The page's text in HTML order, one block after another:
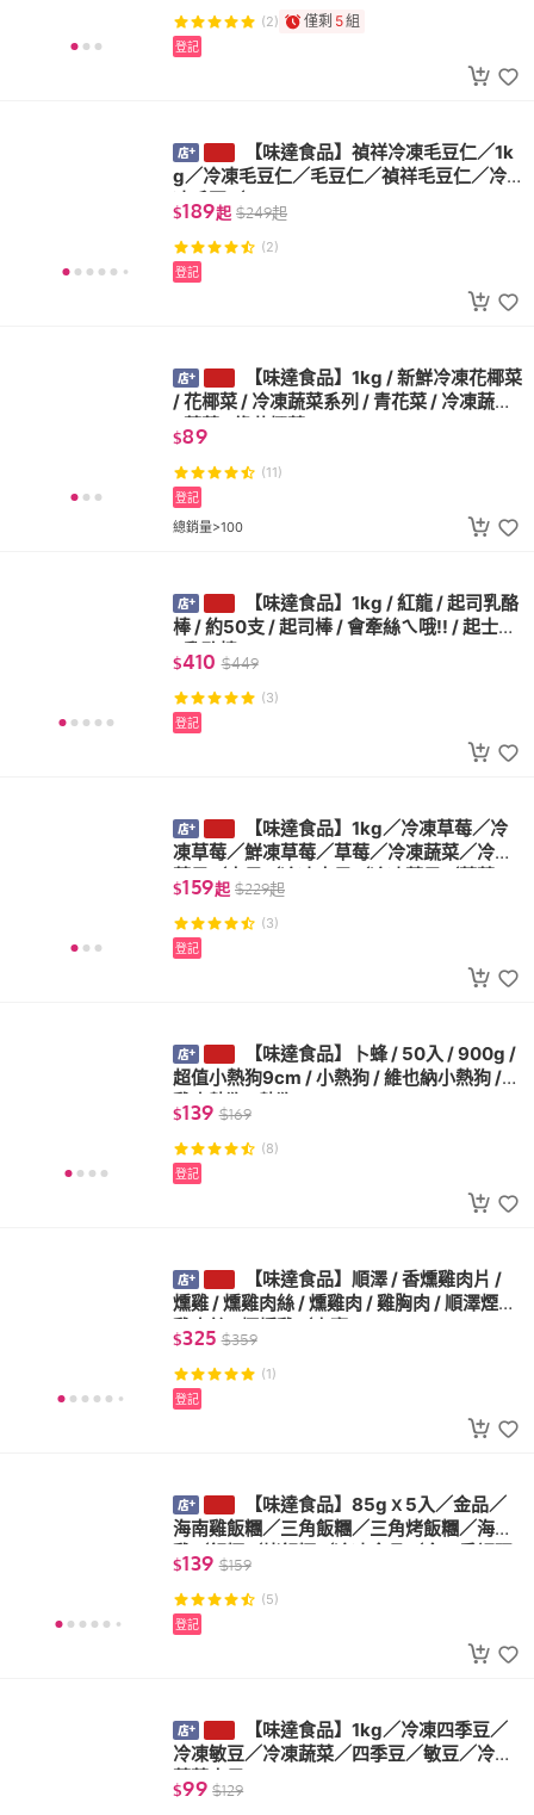
(2) 僅剩 5組
登記
【味達食品】禎祥冷凍毛豆仁／1k
g／冷凍毛豆仁／毛豆仁／禎祥毛豆仁／冷
凍毛豆／
$189起 $249起
(2)
登記
【味達食品】1kg / 新鮮冷凍花椰
菜 / 花椰菜 / 冷凍蔬菜系列 / 青花菜 / 冷凍蔬
菜 / 蔬菜 / 綠花椰菜
$89
(11)
總銷量>100
登記
【味達食品】1kg / 紅龍 / 起司乳酪
棒 / 約50支 / 起司棒 / 會牽絲ㄟ哦!! / 起士棒
/ 乳酪棒
$410 $449
(3)
登記
【味達食品】1kg／冷凍草莓／冷
凍草莓／鮮凍草莓／草莓／冷凍蔬菜／冷凍
蔬果／水果／冷凍水果／冷凍蔬果／蔬菜
$159起 $229起
(3)
登記
【味達食品】卜蜂 / 50入 / 900g /
超值小熱狗9cm / 小熱狗 / 維也納小熱狗 /
雞肉熱狗 / 熱狗
$139 $169
(8)
登記
【味達食品】順澤 / 香燻雞肉片 /
燻雞 / 燻雞肉絲 / 燻雞肉 / 雞胸肉 / 順澤煙燻
雞肉絲 / 煙燻雞／東豪
$325 $359
(1)
登記
【味達食品】85gｘ5入／金品／
海南雞飯糰／三角飯糰／三角烤飯糰／海南
雞／飯糰／烤飯糰／冷凍食品／今口香調理
食品
$139 $159
(5)
登記
【味達食品】1kg／冷凍四季豆／
冷凍敏豆／冷凍蔬菜／四季豆／敏豆／冷凍
蔬菜水果
$99 $129